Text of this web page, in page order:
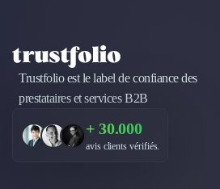
Traiteur & Restauration
Conception & Aménagement de Bureaux
Sourcing et Imports
Office Management
Développement à l'international
Accélérateurs et incubateurs
Trustfolio est le label de confiance des
prestataires et services B2B
+ 30.000
avis clients vérifiés.